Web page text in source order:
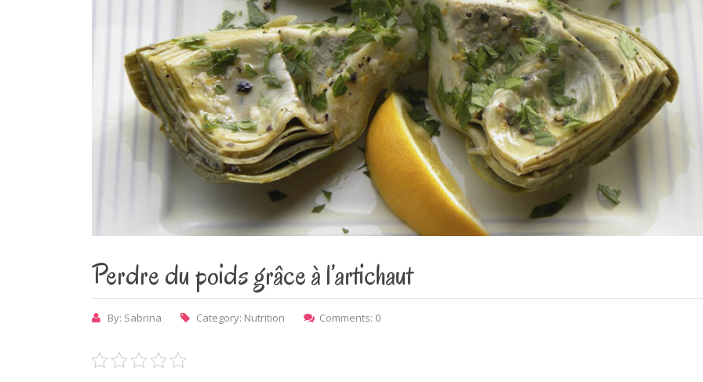
Perdre du poids grâce à l’artichaut
By: Sabrina Category: Nutrition Comments: 0